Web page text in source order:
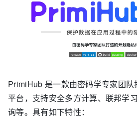
PrimiHub 是一款由密码学专家团
平台，支持安全多方计算、联邦学
询等。具有如下特性：